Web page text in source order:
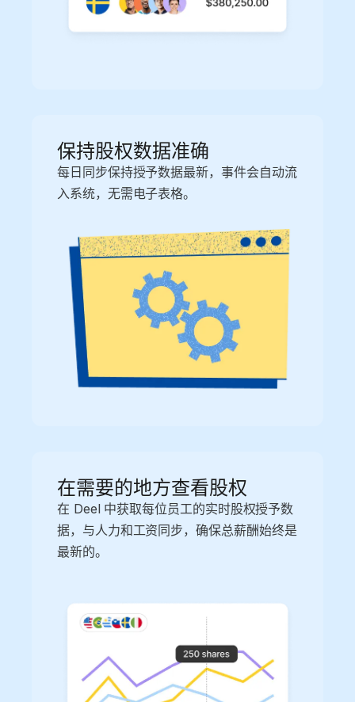
保持股权数据准确
每日同步保持授予数据最新，事件会自动流
入系统，无需电子表格。
在需要的地方查看股权
在 Deel 中获取每位员工的实时股权授予数
据，与人力和工资同步，确保总薪酬始终是
最新的。